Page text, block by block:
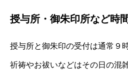
授与所・御朱印所など時
授与所と御朱印の受付は通常９
祈祷やお祓いなどはその日の混